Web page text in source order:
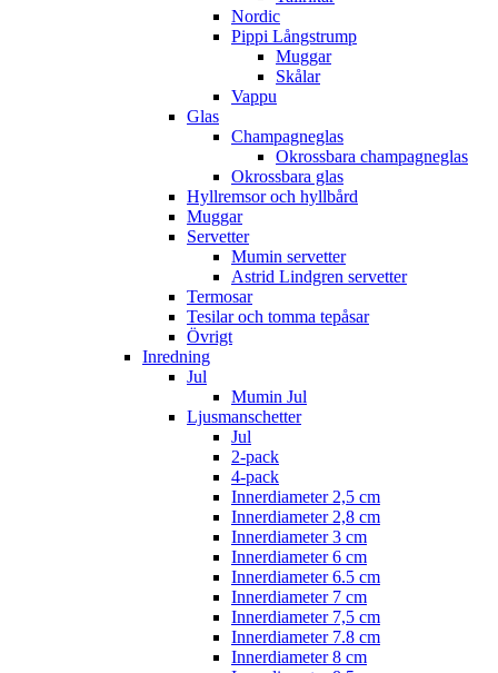
Nordic
Pippi Långstrump
Muggar
Skålar
Vappu
Glas
Champagneglas
Okrossbara champagneglas
Okrossbara glas
Hyllremsor och hyllbård
Muggar
Servetter
Mumin servetter
Astrid Lindgren servetter
Termosar
Tesilar och tomma tepåsar
Övrigt
Inredning
Jul
Mumin Jul
Ljusmanschetter
Jul
2-pack
4-pack
Innerdiameter 2,5 cm
Innerdiameter 2,8 cm
Innerdiameter 3 cm
Innerdiameter 6 cm
Innerdiameter 6.5 cm
Innerdiameter 7 cm
Innerdiameter 7,5 cm
Innerdiameter 7.8 cm
Innerdiameter 8 cm